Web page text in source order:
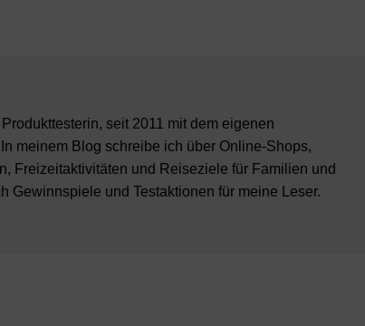
seit 2011 mit dem eigenen
meinem Blog schreibe ich über Online-Shops,
Freizeitaktivitäten und Reiseziele für Familien und
Gewinnspiele und Testaktionen für meine Leser.